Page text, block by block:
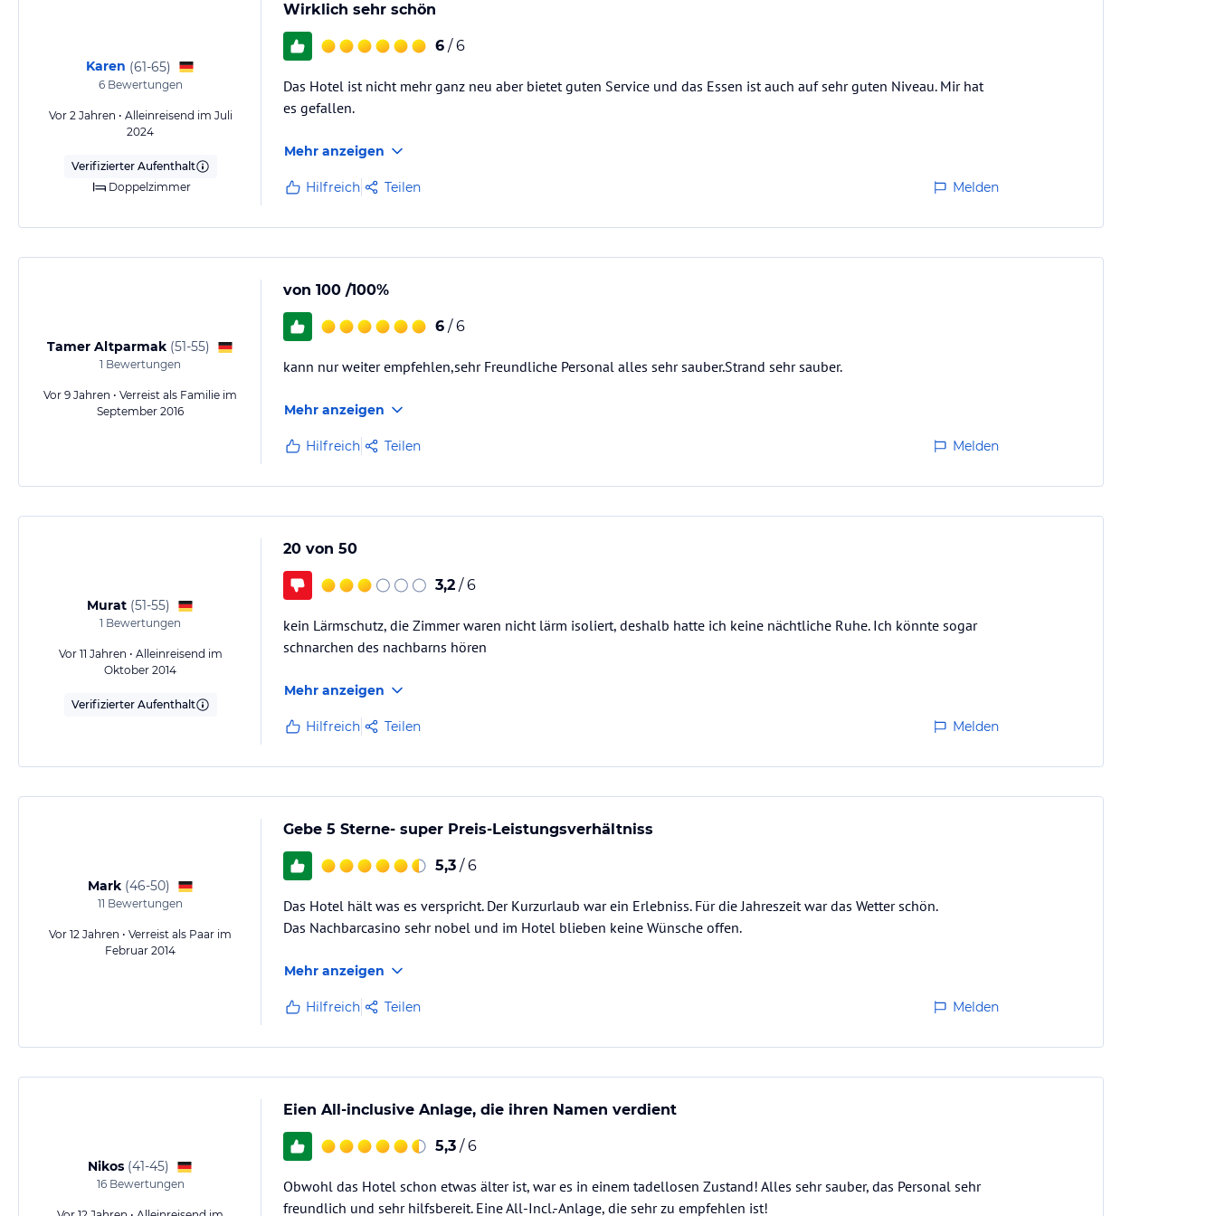
Karen (61-65)
6Bewertungen
Vor 2 Jahren • Alleinreisend im Juli
2024
Verifizierter Aufenthalt
Doppelzimmer
Wirklich sehr schön
6 / 6
Das Hotel ist nicht mehr ganz neu aber bietet guten Service und das Essen ist auch auf sehr guten Niveau. Mir hat
es gefallen.
Mehr anzeigen
Hilfreich Teilen Melden
Tamer Altparmak (51-55)
1 Bewertungen
Vor 9 Jahren • Verreist als Familie im
September 2016
von 100 /100%
6 / 6
kann nur weiter empfehlen,sehr Freundliche Personal alles sehr sauber.Strand sehr sauber.
Mehr anzeigen
Hilfreich Teilen Melden
Murat (51-55)
1 Bewertungen
Vor 11 Jahren • Alleinreisend im
Oktober 2014
Verifizierter Aufenthalt
20 von 50
3,2 / 6
kein Lärmschutz, die Zimmer waren nicht lärm isoliert, deshalb hatte ich keine nächtliche Ruhe. Ich könnte sogar
schnarchen des nachbarns hören
Mehr anzeigen
Hilfreich Teilen Melden
Mark (46-50)
11 Bewertungen
Vor 12 Jahren • Verreist als Paar im
Februar 2014
Gebe 5 Sterne- super Preis-Leistungsverhältniss
5,3 / 6
Das Hotel hält was es verspricht. Der Kurzurlaub war ein Erlebniss. Für die Jahreszeit war das Wetter schön.
Das Nachbarcasino sehr nobel und im Hotel blieben keine Wünsche offen.
Mehr anzeigen
Hilfreich Teilen Melden
Nikos (41-45)
16Bewertungen
Eien All-inclusive Anlage, die ihren Namen verdient
5,3 / 6
Obwohl das Hotel schon etwas älter ist, war es in einem tadellosen Zustand! Alles sehr sauber, das Personal sehr
freundlich und sehr hilfsbereit. Eine All-Incl.-Anlage, die sehr zu empfehlen ist!